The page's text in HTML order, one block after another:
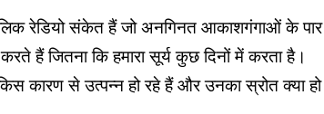
रेडियो संकेत हैं जो अनगिनत आकाशगंगाओं के पार
जितना कि हमारा सूर्य कुछ दिनों में करता है।
कारण से उत्पन्न हो रहे हैं और उनका स्रोत क्या हो